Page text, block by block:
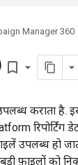
Manager 360
bookmark_border
उपलब्ध कराता है.
रिपोर्टिंग
उपलब्ध हो
फ़ाइलों को